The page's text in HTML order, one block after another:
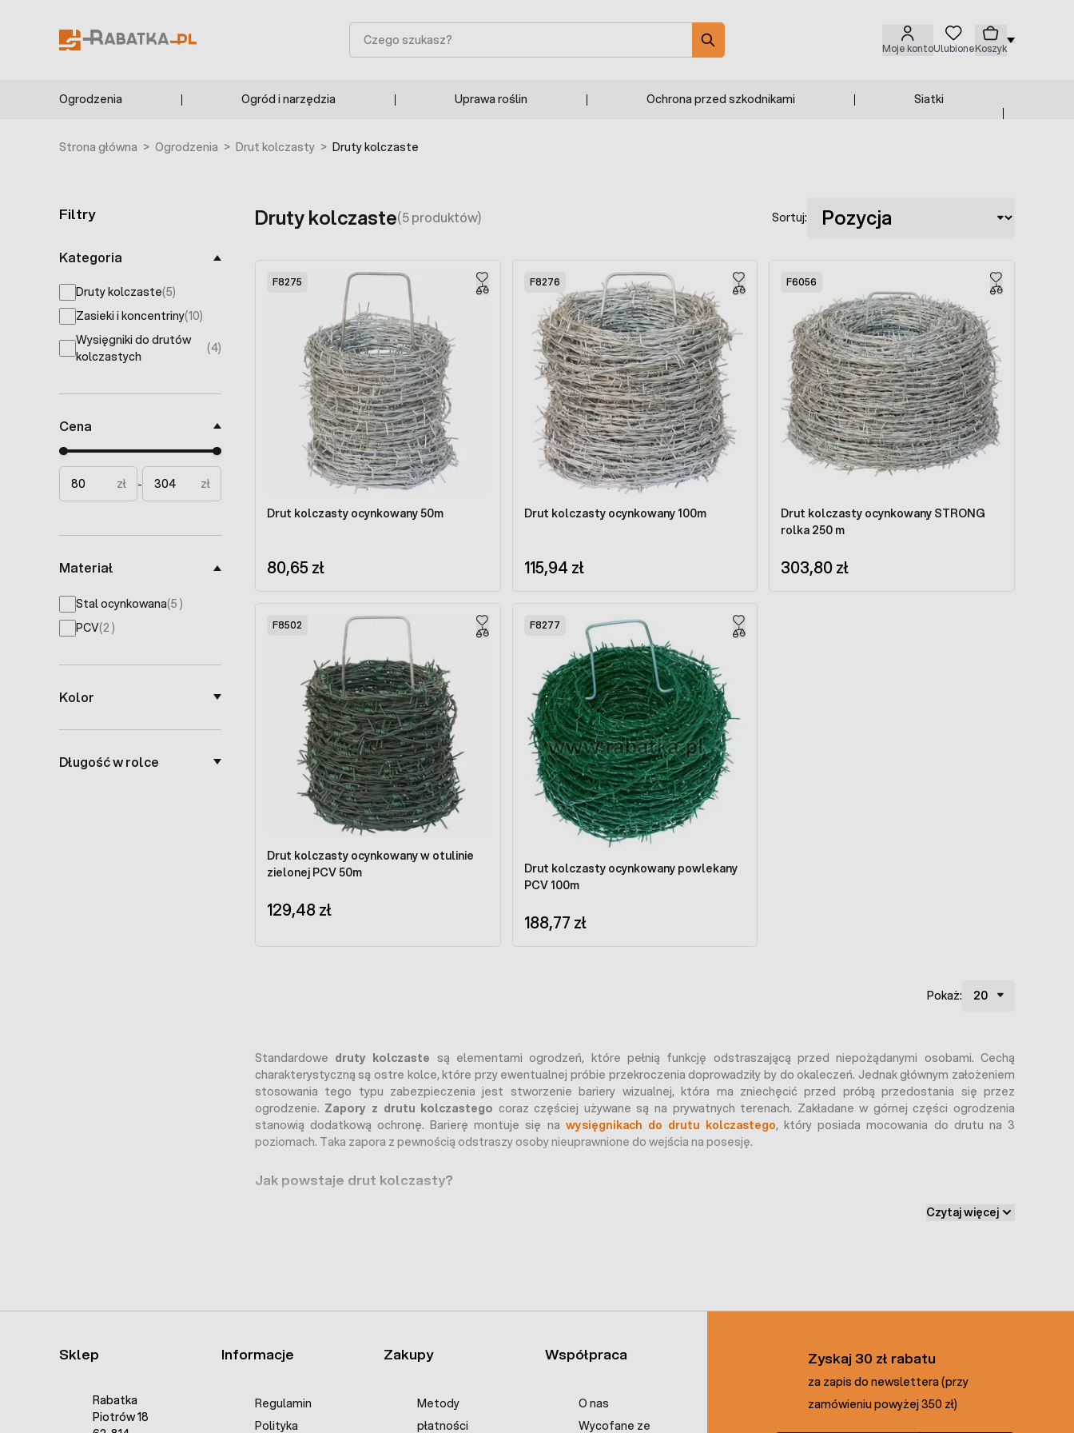
Moje kontoUlubioneKoszyk
Szukaj
Ogrodzenia Ogród i narzędzia Uprawa roślin Ochrona przed szkodnikami Siatki
Strona główna > Ogrodzenia > Drut kolczasty > Druty kolczaste
Filtry
Kategoria
Druty kolczaste(5)
products available
Zasieki i koncentriny(10)
products available
Wysięgniki do drutów
kolczastych
(4)
products available
Cena
Minimal price
Maximum price
zł
- zł
Materiał
Stal ocynkowana(5 products available
)
PCV(2 products available
)
Kolor
Długość w rolce
Druty kolczaste(5 produktów) Sortuj:
F8275
Drut kolczasty ocynkowany 50m
80,65 zł
F8276
Drut kolczasty ocynkowany 100m
115,94 zł
F6056
Drut kolczasty ocynkowany STRONG
rolka 250 m
303,80 zł
F8502
Drut kolczasty ocynkowany w otulinie
zielonej PCV 50m
129,48 zł
F8277
Drut kolczasty ocynkowany powlekany
PCV 100m
188,77 zł
Pokaż:
Standardowe druty kolczaste są elementami ogrodzeń, które pełnią funkcję odstraszającą przed niepożądanymi osobami. Cechą
charakterystyczną są ostre kolce, które przy ewentualnej próbie przekroczenia doprowadziły by do okaleczeń. Jednak głównym założeniem
stosowania tego typu zabezpieczenia jest stworzenie bariery wizualnej, która ma zniechęcić przed próbą przedostania się przez
ogrodzenie. Zapory z drutu kolczastego coraz częściej używane są na prywatnych terenach. Zakładane w górnej części ogrodzenia
stanowią dodatkową ochronę. Barierę montuje się na wysięgnikach do drutu kolczastego, który posiada mocowania do drutu na 3
poziomach. Taka zapora z pewnością odstraszy osoby nieuprawnione do wejścia na posesję.
Jak powstaje drut kolczasty?
Produkcja drutu kolczastego jest procesem, który wymaga użycia specjalnych maszyn i narzędzi, ale również odpowiedniej precyzji. Oto
krótki drut, który jest nawijany maszynowo. Automat zakłada kolce w równych odległościach.
Ocynkowanie
: W celu zwiększenia odporności na korozję i wydłużenia żywotności, drut kolczastypoddawany jest procesowi
ocynkowania. Polega on na pokryciu powierzchni drutu cienką warstwą cynku, która chroni go przed działaniem czynników
Pakowanie
: Gotowy drut kolczasty jest zwijany w zwoje, które można łatwo transportować rozwijać na ogrodzeniu.
Czytaj więcej
Sklep
Rabatka
Piotrów 18
Informacje
Regulamin
Polityka
Zakupy
Metody
płatności
Współpraca
O nas
Wycofane ze
Zyskaj 30 zł rabatu
za zapis do newslettera (przy
zamówieniu powyżej 350 zł)